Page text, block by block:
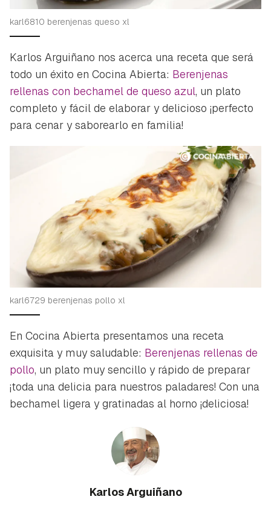
karl6810 berenjenas queso xl
Karlos Arguiñano nos acerca una receta que será
todo un éxito en Cocina Abierta: Berenjenas
rellenas con bechamel de queso azul, un plato
completo y fácil de elaborar y delicioso ¡perfecto
para cenar y saborearlo en familia!
karl6729 berenjenas pollo xl
En Cocina Abierta presentamos una receta
exquisita y muy saludable: Berenjenas rellenas de
pollo, un plato muy sencillo y rápido de preparar
¡toda una delicia para nuestros paladares! Con una
bechamel ligera y gratinadas al horno ¡deliciosa!
Karlos Arguiñano